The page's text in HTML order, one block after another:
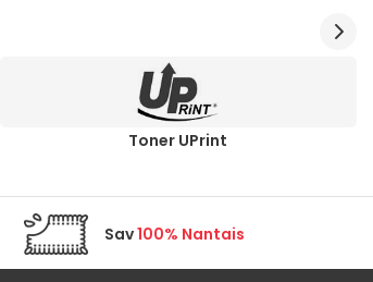
Toner UPrint
Sav100% Nantais